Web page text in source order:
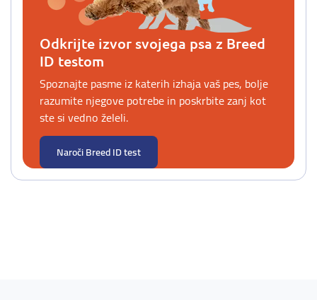
Odkrijte izvor svojega psa z Breed
ID testom
Spoznajte pasme iz katerih izhaja vaš pes, bolje
razumite njegove potrebe in poskrbite zanj kot
ste si vedno želeli.
Naroči Breed ID test